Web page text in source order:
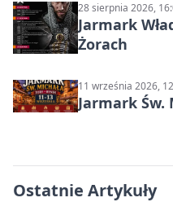
28 sierpnia 2026,
Jarmark
Żorach
11 września 2026,
Jarmark Św.
Ostatnie Artykuły